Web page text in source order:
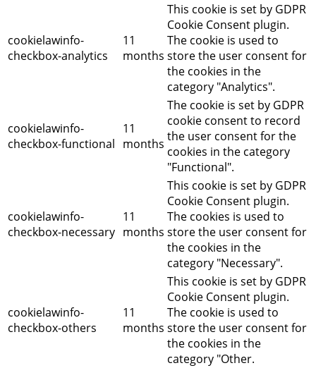
cookielawinfo-
checkbox-analytics
11
months
This cookie is set by GDPR
Cookie Consent plugin.
The cookie is used to
store the user consent for
the cookies in the
category "Analytics".
cookielawinfo-
checkbox-functional
11
months
The cookie is set by GDPR
cookie consent to record
the user consent for the
cookies in the category
"Functional".
cookielawinfo-
checkbox-necessary
11
months
This cookie is set by GDPR
Cookie Consent plugin.
The cookies is used to
store the user consent for
the cookies in the
category "Necessary".
cookielawinfo-
checkbox-others
11
months
This cookie is set by GDPR
Cookie Consent plugin.
The cookie is used to
store the user consent for
the cookies in the
category "Other.